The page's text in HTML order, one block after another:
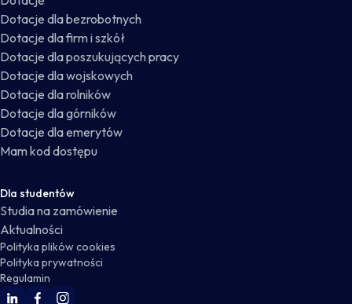
Dotacje dla bezrobotnych
Dotacje dla firm i szkół
Dotacje dla poszukujących pracy
Dotacje dla wojskowych
Dotacje dla rolników
Dotacje dla górników
Dotacje dla emerytów
Mam kod dostępu
Dla studentów
Studia na zamówienie
Aktualności
Polityka plików cookies
Polityka prywatności
Regulamin
WSKZ Linkedin
WSKZ Facebook
WSKZ Instagram